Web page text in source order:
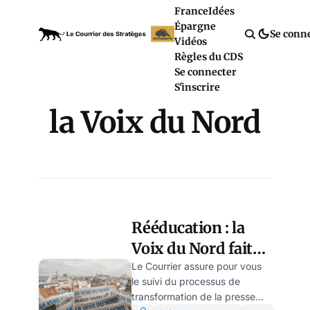
FranceIdées
Épargne
Vidéos
Règles du CDS
Se connecter
S'inscrire
Se
la Voix du Nord
Rééducation : la
Voix du Nord fait
les questions et les
réponses, par
Le Courrier assure pour vous
le suivi du processus de
transformation de la presse